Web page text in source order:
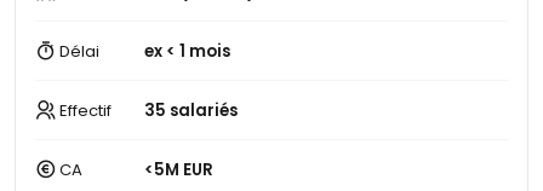
Délai ex < 1 mois
Effectif 35 salariés
CA <5M EUR